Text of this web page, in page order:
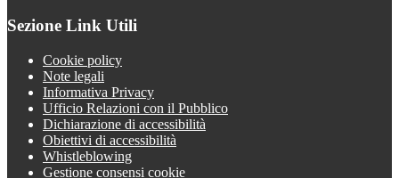
Sezione Link Utili
Cookie policy
Note legali
Informativa Privacy
Ufficio Relazioni con il Pubblico
Dichiarazione di accessibilità
Obiettivi di accessibilità
Whistleblowing
Gestione consensi cookie